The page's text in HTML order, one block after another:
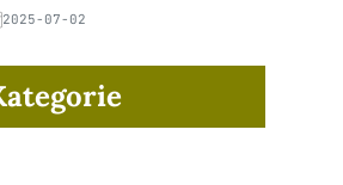
2025-07-02